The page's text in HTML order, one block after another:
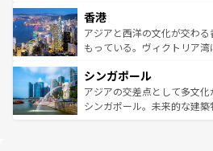
とつ。フォーやバインミー、
ひ現地で味わいたい。どの
が旅行者を迎えてくれるの
参照してほしい。
の活気が交差している。北部
帯で自然と触れ合い、南部
いビーチでリゾート気分を
激する。気候は一年中温暖で
が待っている。親しみやす
た文化、そして多様な観光
香港
アジアと西洋の文化が交わ
もっている。ヴィクトリア
み、どこを訪れても感動する
ており、効率よく見どころ
うな絶景から文化的な体験
シンガポール
アジアの交差点として多文
シンガポール。未来的な建